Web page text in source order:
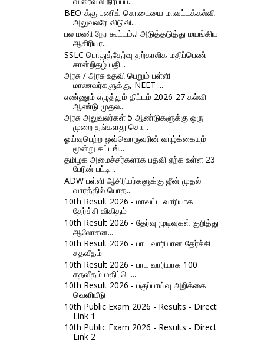
BEO-க்கு பணிக் கொடையை மாவட்டக்கல்வி
அலுவலரே விடுவி...
பல மணி நேர கூட்டம்..! அடுத்தடுத்து மயங்கிய
ஆசிரியர...
SSLC பொதுத்தேர்வு தற்காலிக மதிப்பெண்
சான்றிதழ் பதி...
அரசு / அரசு உதவி பெறும் பள்ளி
மாணவர்களுக்கு, NEET ...
எண்ணும் எழுத்தும் திட்டம் 2026-27 கல்வி
ஆண்டு முதல...
அரசு அலுவலர்கள் 5 ஆண்டுகளுக்கு ஒரு
முறை தங்களது சொ...
ஓய்வுபெற்ற ஒவ்வொருவரின் வாழ்க்கையும்
மூன்று கட்டங்...
தமிழக அமைச்சர்களாக பதவி ஏற்க உள்ள 23
பேரின் பட்டி...
ADW பள்ளி ஆசிரியர்களுக்கு ஜீன் முதல்
வாரத்தில் பொத...
10th Result 2026 - மாவட்ட வாரியாக
தேர்ச்சி விகிதம்
10th Result 2026 - தேர்வு முடிவுகள் குறித்து
ஆலோசன...
10th Result 2026 - பாட வாரியான தேர்ச்சி
சதவீதம்
10th Result 2026 - பாட வாரியாக 100
சதவீதம் மதிப்பெ...
10th Result 2026 - பகுப்பாய்வு அறிக்கை
வெளியீடு
10th Public Exam 2026 - Results - Direct
Link 1
10th Public Exam 2026 - Results - Direct
Link 2